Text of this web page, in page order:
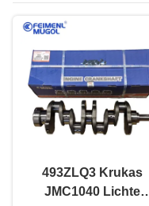
493ZLQ3 Krukas
JMC1040 Lichte